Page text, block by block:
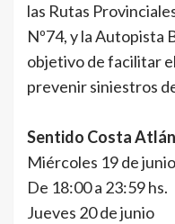
las Rutas
Nº74, y la Autopista
objetivo de facilitar
prevenir siniestros
Sentido Costa
Miércoles 19 de junio
De 18:00 a 23:59 hs.
Jueves 20 de junio